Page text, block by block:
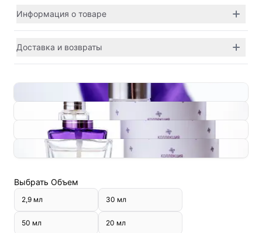
Информация о товаре
Доставка и возвраты
Выбрать Объем
2,9 мл 30 мл
50 мл 20 мл